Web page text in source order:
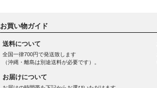
お買い物ガイド
送料について
全国一律700円で発送致します
（沖縄・離島は別途送料が必要です）。
お届けについて